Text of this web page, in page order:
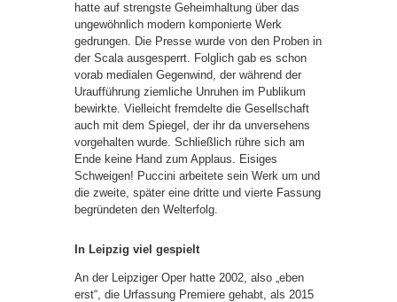
hatte auf strengste Geheimhaltung über das
ungewöhnlich modern komponierte Werk
gedrungen. Die Presse wurde von den Proben in
der Scala ausgesperrt. Folglich gab es schon
vorab medialen Gegenwind, der während der
Uraufführung ziemliche Unruhen im Publikum
bewirkte. Vielleicht fremdelte die Gesellschaft
auch mit dem Spiegel, der ihr da unversehens
vorgehalten wurde. Schließlich rühre sich am
Ende keine Hand zum Applaus. Eisiges
Schweigen! Puccini arbeitete sein Werk um und
die zweite, später eine dritte und vierte Fassung
begründeten den Welterfolg.
In Leipzig viel gespielt
An der Leipziger Oper hatte 2002, also „eben
erst“, die Urfassung Premiere gehabt, als 2015